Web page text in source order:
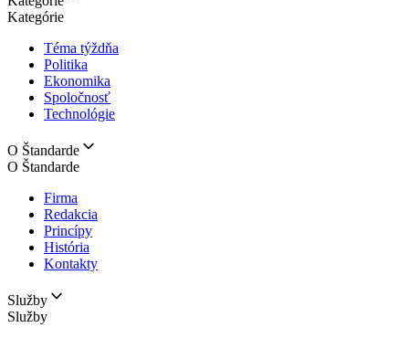
Kategórie
Téma týždňa
Politika
Ekonomika
Spoločnosť
Technológie
O Štandarde
O Štandarde
Firma
Redakcia
Princípy
História
Kontakty
Služby
Služby